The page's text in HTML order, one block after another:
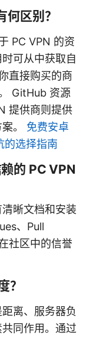
区别？
PC VPN 的资
可从中获取自
直接购买的商
GitHub 资源
提供商则提供
。 免费安卓
的选择指南
的 PC VPN
晰文档和安装
、Pull
社区中的信誉
？
离、服务器负
同作用。通过